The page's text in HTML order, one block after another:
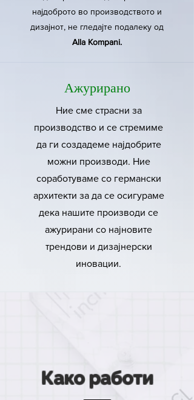
најдоброто во производството и
дизајнот, не гледајте подалеку од
Alla Kompani.
Ажурирано
Ние сме страсни за
производство и се стремиме
да ги создадеме најдобрите
можни производи. Ние
соработуваме со германски
архитекти за да се осигураме
дека нашите производи се
ажурирани со најновите
трендови и дизајнерски
иновации.
Како работи